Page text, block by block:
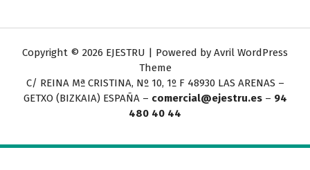
Copyright © 2026 EJESTRU | Powered by Avril WordPress
Theme
C/ REINA Mª CRISTINA, Nº 10, 1º F 48930 LAS ARENAS –
GETXO (BIZKAIA) ESPAÑA – comercial@ejestru.es – 94
480 40 44